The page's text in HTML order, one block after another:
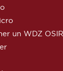
un WDZ